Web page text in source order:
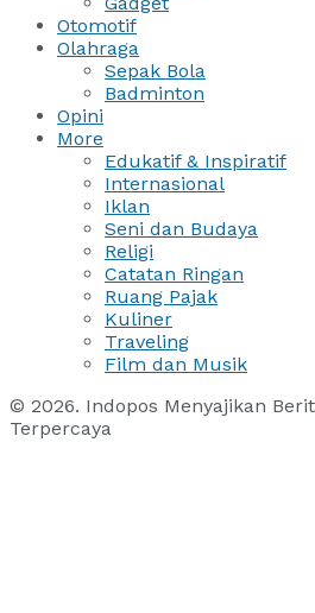
Otomotif
Olahraga
Sepak Bola
Badminton
Opini
More
Edukatif & Inspiratif
Internasional
Iklan
Seni dan Budaya
Religi
Catatan Ringan
Ruang Pajak
Kuliner
Traveling
Film dan Musik
© 2026. Indopos Menyajikan
Terpercaya